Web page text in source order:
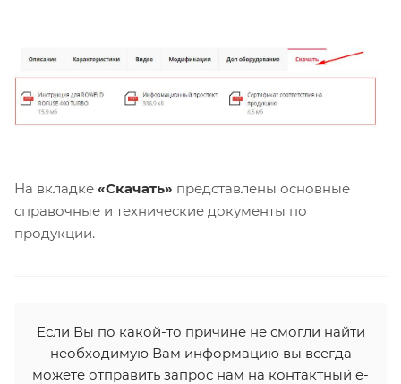
На вкладке «Скачать» представлены основные
справочные и технические документы по
продукции.
Если Вы по какой-то причине не смогли найти
необходимую Вам информацию вы всегда
можете отправить запрос нам на контактный e-